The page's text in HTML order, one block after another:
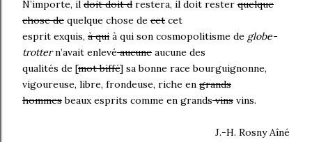
N’importe, il doit doit d restera, il doit rester quelque
chose de quelque chose de cet cet
esprit exquis, à qui à qui son cosmopolitisme de globe-
trottern’avait enlevéaucune aucune des
qualités de [mot biffé] sa bonne race bourguignonne,
vigoureuse, libre, frondeuse, riche en grands
hommesbeaux esprits comme en grandsvins vins.
J.-H. Rosny Aîné